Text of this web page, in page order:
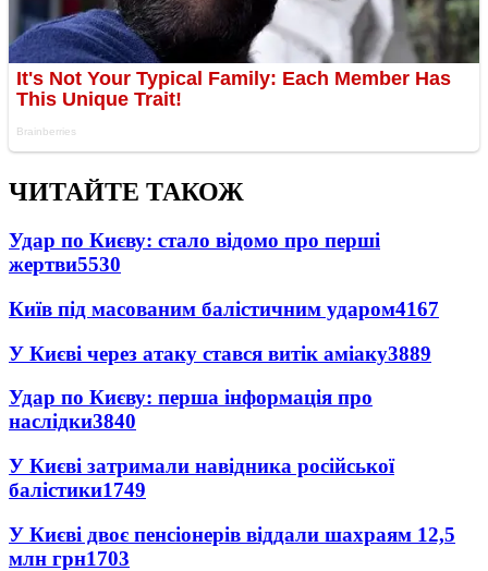
ЧИТАЙТЕ ТАКОЖ
Удар по Києву: стало відомо про перші
жертви5530
Київ під масованим балістичним ударом4167
У Києві через атаку стався витік аміаку3889
Удар по Києву: перша інформація про
наслідки3840
У Києві затримали навідника російської
балістики1749
У Києві двоє пенсіонерів віддали шахраям 12,5
млн грн1703